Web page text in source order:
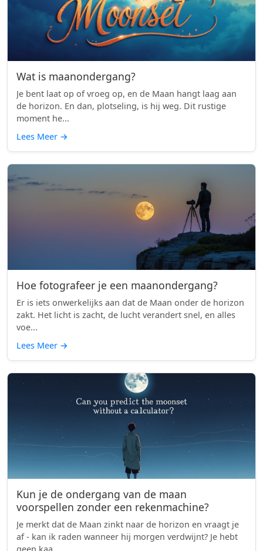
Wat is maanondergang?
Je bent laat op of vroeg op, en de Maan hangt laag aan
de horizon. En dan, plotseling, is hij weg. Dit rustige
moment he...
Lees Meer →
Hoe fotografeer je een maanondergang?
Er is iets onwerkelijks aan dat de Maan onder de horizon
zakt. Het licht is zacht, de lucht verandert snel, en alles
voe...
Lees Meer →
Kun je de ondergang van de maan
voorspellen zonder een rekenmachine?
Je merkt dat de Maan zinkt naar de horizon en vraagt je
af - kan ik raden wanneer hij morgen verdwijnt? Je hebt